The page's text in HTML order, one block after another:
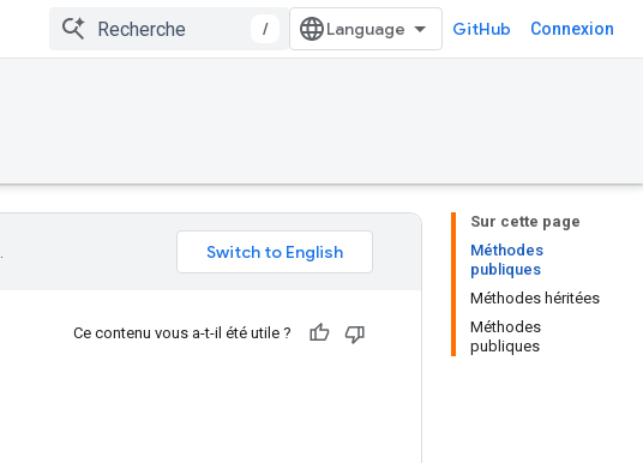
/ GitHub Connexion
Sur cette page
Méthodes
publiques
Méthodes héritées
Méthodes
publiques
Ce contenu vous a-t-il été utile ?